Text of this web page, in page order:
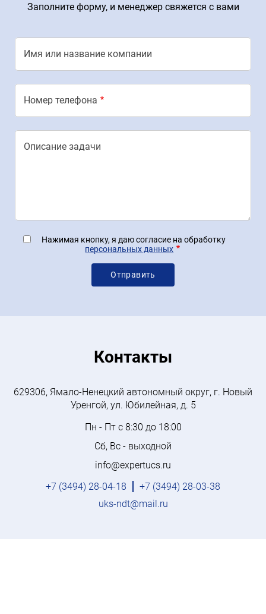
Заполните форму, и менеджер свяжется с вами
Имя или название компании
Номер телефона
Описание задачи
Нажимая кнопку, я даю согласие на обработку
персональных данных
Контакты
629306, Ямало-Ненецкий автономный округ, г. Новый
Уренгой, ул. Юбилейная, д. 5
Пн - Пт с 8:30 до 18:00
Сб, Вс - выходной
info@expertucs.ru
+7 (3494) 28-04-18
+7 (3494) 28-03-38
uks-ndt@mail.ru